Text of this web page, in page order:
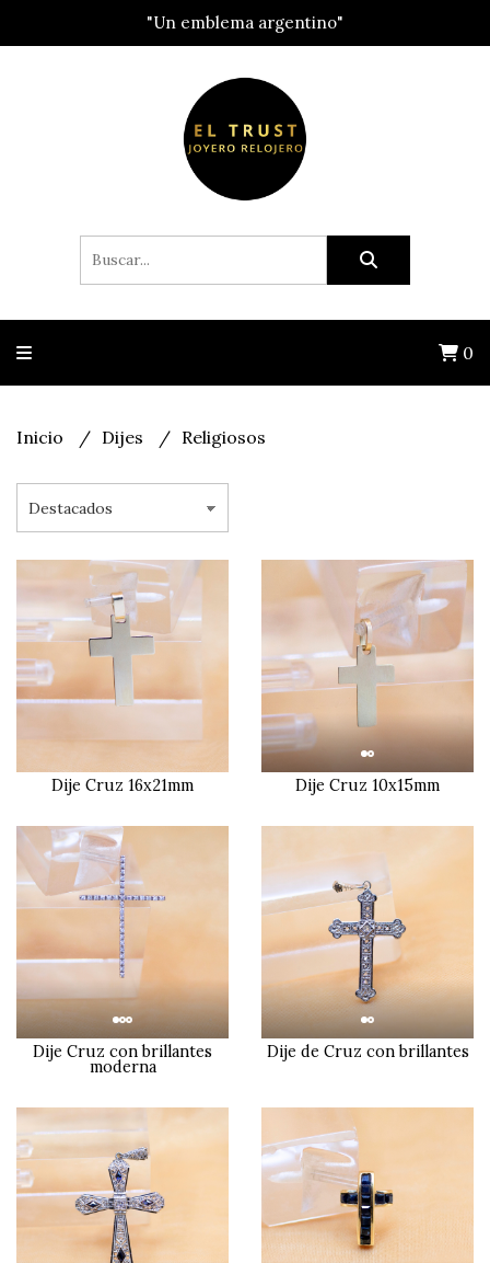
"Un emblema argentino"
0
Inicio Dijes Religiosos
Dije Cruz 16x21mm Dije Cruz 10x15mm
Dije Cruz con brillantes
moderna
Dije de Cruz con brillantes